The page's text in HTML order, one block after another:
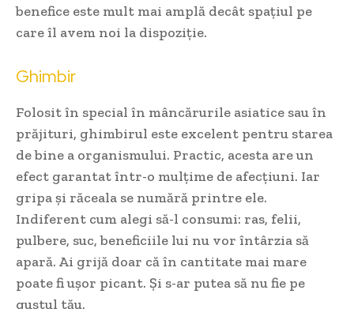
benefice este mult mai amplă decât spațiul pe
care îl avem noi la dispoziție.
Ghimbir
Folosit în special în mâncărurile asiatice sau în
prăjituri, ghimbirul este excelent pentru starea
de bine a organismului. Practic, acesta are un
efect garantat într-o mulțime de afecțiuni. Iar
gripa și răceala se numără printre ele.
Indiferent cum alegi să-l consumi: ras, felii,
pulbere, suc, beneficiile lui nu vor întârzia să
apară. Ai grijă doar că în cantitate mai mare
poate fi ușor picant. Și s-ar putea să nu fie pe
gustul tău.